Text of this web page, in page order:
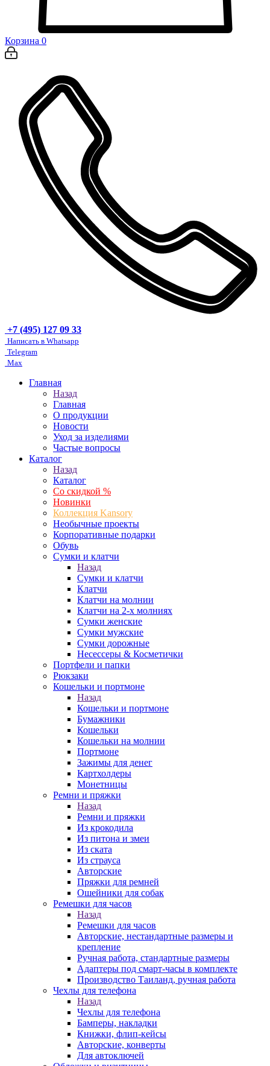
Корзина 0
+7 (495) 127 09 33
Написать в Whatsapp
Telegram
Max
Главная
Назад
Главная
О продукции
Новости
Уход за изделиями
Частые вопросы
Каталог
Назад
Каталог
Со скидкой %
Новинки
Коллекция Kansory
Необычные проекты
Корпоративные подарки
Обувь
Сумки и клатчи
Назад
Сумки и клатчи
Клатчи
Клатчи на молнии
Клатчи на 2-х молниях
Сумки женские
Сумки мужские
Сумки дорожные
Несессеры & Косметички
Портфели и папки
Рюкзаки
Кошельки и портмоне
Назад
Кошельки и портмоне
Бумажники
Кошельки
Кошельки на молнии
Портмоне
Зажимы для денег
Картхолдеры
Монетницы
Ремни и пряжки
Назад
Ремни и пряжки
Из крокодила
Из питона и змеи
Из ската
Из страуса
Авторские
Пряжки для ремней
Ошейники для собак
Ремешки для часов
Назад
Ремешки для часов
Авторские, нестандартные размеры и
крепление
Ручная работа, стандартные размеры
Адаптеры под смарт-часы в комплекте
Производство Таиланд, ручная работа
Чехлы для телефона
Назад
Чехлы для телефона
Бамперы, накладки
Книжки, флип-кейсы
Авторские, конверты
Для автоключей